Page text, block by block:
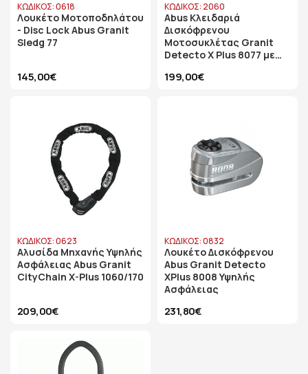
ΚΩΔΙΚΟΣ: 0618
Λουκέτο Μοτοποδηλάτου
- Disc Lock Abus Granit
Sledg 77
145,00€
ΚΩΔΙΚΟΣ: 2060
Abus Κλειδαριά
Δισκόφρενου
Μοτοσυκλέτας Granit
Detecto X Plus 8077 με
199,00€
ΚΩΔΙΚΟΣ: 0623
Αλυσίδα Μηχανής Υψηλής
Ασφάλειας Abus Granit
CityChain X-Plus 1060/170
209,00€
ΚΩΔΙΚΟΣ: 0832
Λουκέτο Δισκόφρενου
Abus Granit Detecto
XPlus 8008 Υψηλής
Ασφάλειας
231,80€